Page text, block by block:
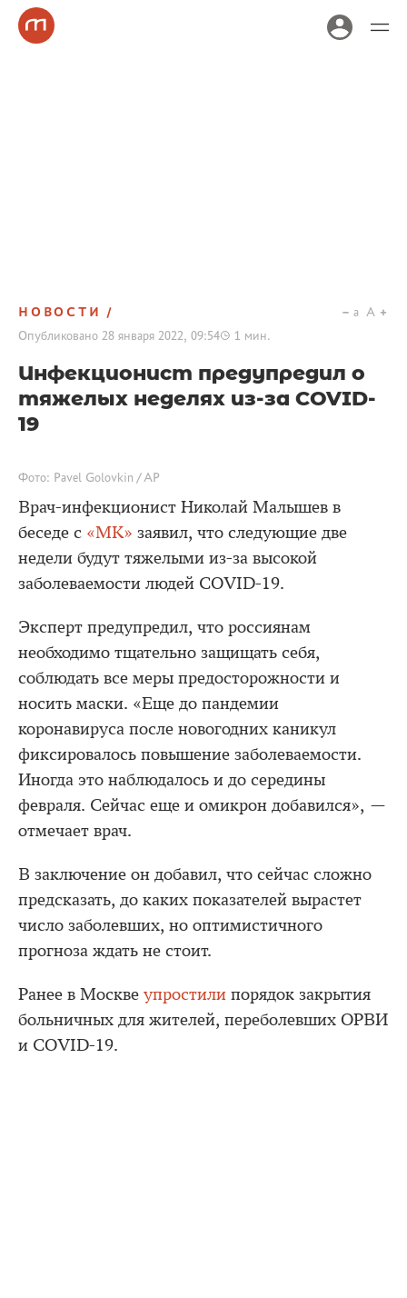
НОВОСТИ
Опубликовано 28 января 2022, 09:54 1 мин.
a A
Инфекционист предупредил о
тяжелых неделях из-за COVID-
19
Фото: Pavel Golovkin / AP
Врач-инфекционист Николай Малышев в
беседе с «МК» заявил, что следующие две
недели будут тяжелыми из-за высокой
заболеваемости людей COVID-19.
Эксперт предупредил, что россиянам
необходимо тщательно защищать себя,
соблюдать все меры предосторожности и
носить маски. «Еще до пандемии
коронавируса после новогодних каникул
фиксировалось повышение заболеваемости.
Иногда это наблюдалось и до середины
февраля. Сейчас еще и омикрон добавился», —
отмечает врач.
В заключение он добавил, что сейчас сложно
предсказать, до каких показателей вырастет
число заболевших, но оптимистичного
прогноза ждать не стоит.
Ранее в Москве упростили порядок закрытия
больничных для жителей, переболевших ОРВИ
и COVID-19.